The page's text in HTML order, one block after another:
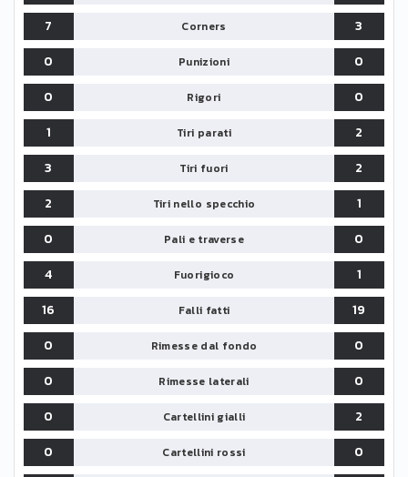
7
Corners
3
0
Punizioni
0
0
Rigori
0
1
Tiri parati
2
3
Tiri fuori
2
2
Tiri nello specchio
1
0
Pali e traverse
0
4
Fuorigioco
1
16
Falli fatti
19
0
Rimesse dal fondo
0
0
Rimesse laterali
0
0
Cartellini gialli
2
0
Cartellini rossi
0